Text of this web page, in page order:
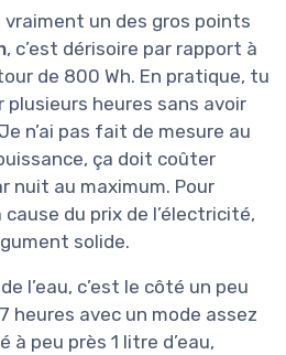
un des gros points
, c’est dérisoire par rapport à
de 800 Wh. En pratique, tu
plusieurs heures sans avoir
n’ai pas fait de mesure au
ça doit coûter
nuit au maximum. Pour
du prix de l’électricité,
solide.
l’eau, c’est le côté un peu
heures avec un mode assez
à peu près 1 litre d’eau,